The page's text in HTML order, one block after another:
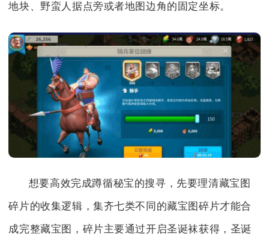
地块、野蛮人据点旁或者地图边角的固定坐标。
想要高效完成蹲循秘宝的搜寻，先要理清藏宝图
碎片的收集逻辑，集齐七类不同的藏宝图碎片才能合
成完整藏宝图，碎片主要通过开启圣诞袜获得，圣诞